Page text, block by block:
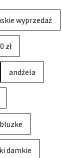
wyprzedaż
zł
andżela
bluzke
damkie